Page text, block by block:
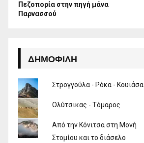
Πεζοπορία στην πηγή μάνα
Παρνασσού
ΔΗΜΟΦΙΛΉ
Στρογγούλα - Ρόκα - Κουϊάσα
Ολύτσικας - Τόμαρος
Από την Κόνιτσα στη Μονή
Στομίου και το διάσελο